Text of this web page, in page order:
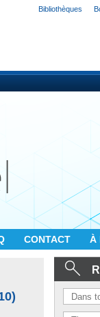
Bibliothèques
CONTACT À